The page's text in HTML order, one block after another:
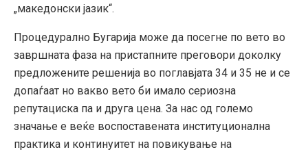
„македонски јазик“.
Процедурално Бугарија може да посегне по вето во
завршната фаза на пристапните преговори доколку
предложените решенија во поглавјата 34 и 35 не и се
допаѓаат но вакво вето би имало сериозна
репутациска па и друга цена. За нас од големо
значање е веќе воспоставената институционална
практика и континуитет на повикување на